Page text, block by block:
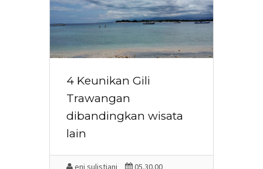
4 Keunikan Gili
Trawangan
dibandingkan wisata
lain
eni sulistiani 05.30.00